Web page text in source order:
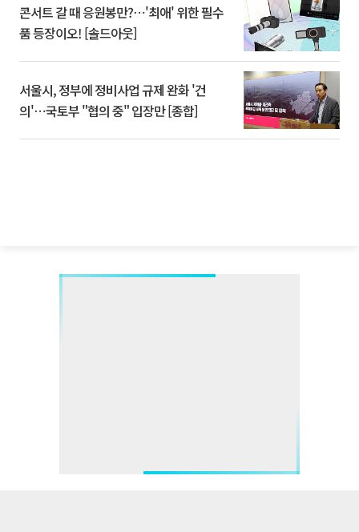
콘서트 갈 때 응원봉만?⋯'최애' 위한 필수
품 등장이오! [솔드아웃]
서울시, 정부에 정비사업 규제 완화 '건
의'⋯국토부 "협의 중" 입장만 [종합]